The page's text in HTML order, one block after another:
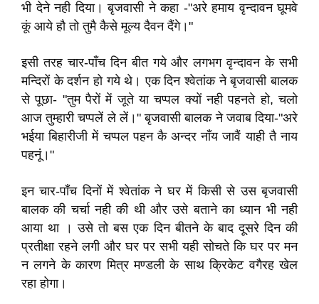
भी देने नही दिया। बृजवासी ने कहा -"अरे हमाय वृन्दावन घूमवे
कूं आये हौ तो तुमै कैसे मूल्य दैवन दैंगे।"
इसी तरह चार-पाँच दिन बीत गये और लगभग वृन्दावन के सभी
मन्दिरों के दर्शन हो गये थे। एक दिन श्वेतांक ने बृजवासी बालक
से पूछा- "तुम पैरों में जूते या चप्पल क्यों नही पहनते हो, चलो
आज तुम्हारी चप्पलें ले लें।" बृजवासी बालक ने जवाब दिया-"अरे
भईया बिहारीजी में चप्पल पहन कै अन्दर नाँय जावैं याही तै नाय
पहनूं।"
इन चार-पाँच दिनों में श्वेतांक ने घर में किसी से उस बृजवासी
बालक की चर्चा नही की थी और उसे बताने का ध्यान भी नही
आया था । उसे तो बस एक दिन बीतने के बाद दूसरे दिन की
प्रतीक्षा रहने लगी और घर पर सभी यही सोचते कि घर पर मन
न लगने के कारण मित्र मण्डली के साथ क्रिकेट वगैरह खेल
रहा होगा।